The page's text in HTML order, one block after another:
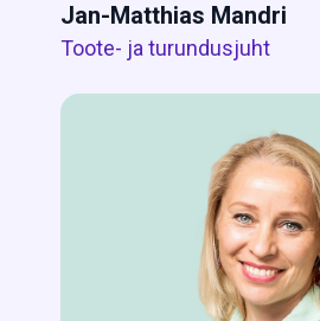
Jan-Matthias Mandri
Toote- ja turundusjuht